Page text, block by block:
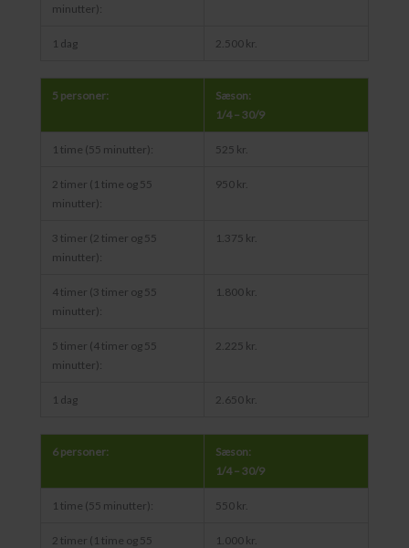
minutter):
1 dag 2.500 kr.
5 personer:
Sæson:
1/4 – 30/9
1 time (55 minutter): 525 kr.
2 timer (1 time og 55
minutter):
950 kr.
3 timer (2 timer og 55
minutter):
1.375 kr.
4 timer (3 timer og 55
minutter):
1.800 kr.
5 timer (4 timer og 55
minutter):
2.225 kr.
1 dag 2.650 kr.
6 personer:
Sæson:
1/4 – 30/9
1 time (55 minutter): 550 kr.
2 timer (1 time og 55
1.000 kr.